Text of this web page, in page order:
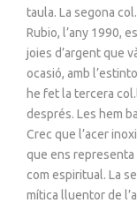
taula. La segona
Rubio, l’any 1990,
joies d’argent que
ocasió, amb
he fet la tercera
després. Les hem
Crec que l’acer
que ens representa
com espiritual. La
mítica lluentor de